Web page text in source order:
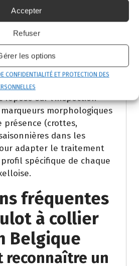
Accepter
Refuser
les options
CONFIDENTIALITÉ ET PROTECTION DES
taille, mais l’absence de
le marqueur clé.
de l’hantavirus, ils
rigoureuse
Le mulot roux, bien que
participe au même
Chez CoplaClean,
repose sur l’inspection
morphologiques
présence (crottes,
dans les
adapter le traitement
spécifique de chaque
fréquentes
à collier
Belgique
reconnaître un